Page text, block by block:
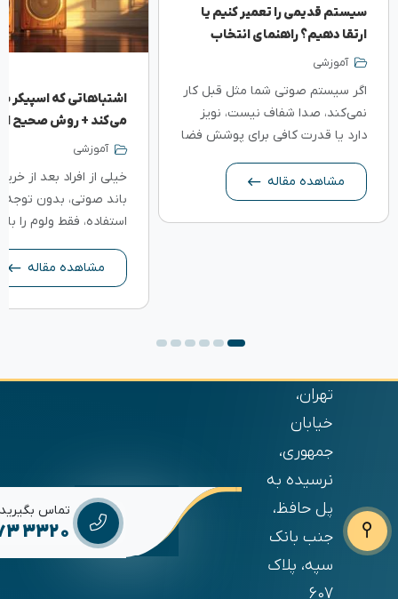
سیستم قدیمی را تعمیر کنیم یا
ارتقا دهیم؟ راهنمای انتخاب
کم‌هزینه + پیشنهاد قطعات
آموزشی
اگر سیستم صوتی شما مثل قبل کار
نمی‌کند، صدا شفاف نیست، نویز
دارد یا قدرت کافی برای پوشش فضا
گرفته‌اید: تعمیر کنیم یا ارتقا
دهیم؟ این تصمیم اگر...
مشاهده مقاله
اشتباهاتی که اسپیکر
می‌کند + روش صحیح
باند و اسپیکر
آموزشی
خیلی از افراد بعد از
باند صوتی، بدون توجه
استفاده، فقط ولوم را
اما واقعیت این است
استفاده از...
مشاهده مقاله
تهران،
خیابان
جمهوری،
نرسیده به
پل حافظ،
جنب بانک
سپه، پلاک
607
تماس بگیرید
3320